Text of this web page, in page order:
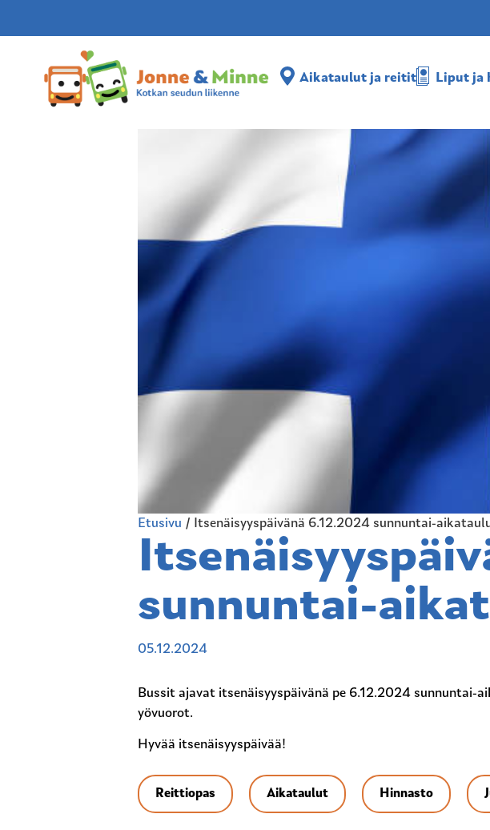
Aikataulut ja reitit Liput ja
Etusivu / Itsenäisyyspäivänä 6.12.2024 sunnuntai-
sunnuntai-
05.12.2024
Bussit ajavat itsenäisyyspäivänä pe 6.12.2024 sunnuntai-
yövuorot.
Hyvää itsenäisyyspäivää!
Reittiopas Aikataulut Hinnasto